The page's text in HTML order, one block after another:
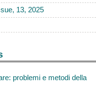
13, 2025
problemi e metodi della